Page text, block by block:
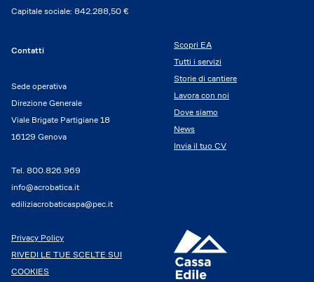
Capitale sociale: 842.288,50 €
Contatti
Sede operativa
Direzione Generale
Viale Brigate Partigiane 18
16129 Genova
Tel. 800.826.969
info@acrobatica.it
ediliziacrobaticaspa@pec.it
Scopri EA
Tutti i servizi
Storie di cantiere
Lavora con noi
Dove siamo
News
Invia il tuo CV
Privacy Policy
RIVEDI LE TUE SCELTE SUI
COOKIES